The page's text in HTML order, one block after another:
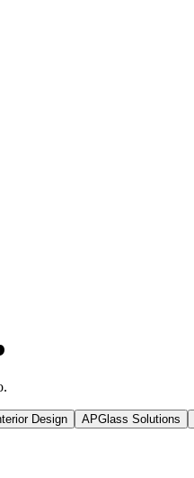
Design APGlass Solutions